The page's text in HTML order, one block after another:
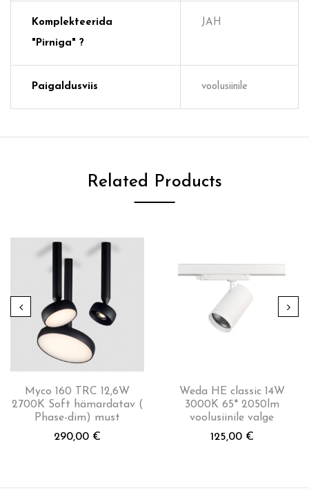
Komplekteerida
"pirniga" ?
JAH
Paigaldusviis voolusiinile
Related Products
Myco 160 TRC 12,6W
2700K Soft hämardatav (
Phase-dim) must
290,00 €
Weda HE classic 14W
3000K 65* 2050lm
voolusiinile valge
125,00 €